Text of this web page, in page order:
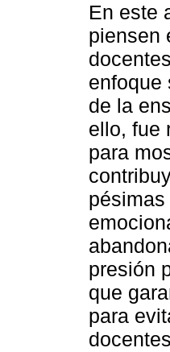
En este
piensen
enfoque
de la
ello, fue
para
presión
que
para